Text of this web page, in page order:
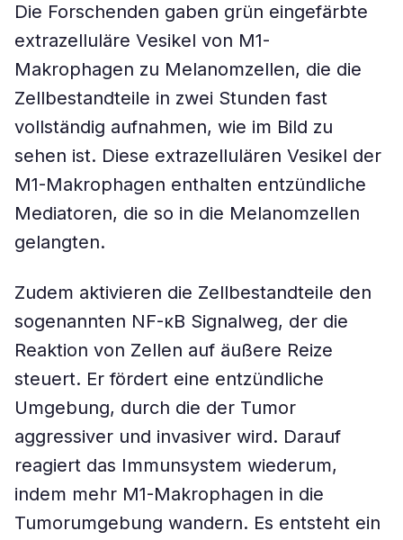
Die Forschenden gaben grün eingefärbte
extrazelluläre Vesikel von M1-
Makrophagen zu Melanomzellen, die die
Zellbestandteile in zwei Stunden fast
vollständig aufnahmen, wie im Bild zu
sehen ist. Diese extrazellulären Vesikel der
M1-Makrophagen enthalten entzündliche
Mediatoren, die so in die Melanomzellen
gelangten.
Zudem aktivieren die Zellbestandteile den
sogenannten NF-κB Signalweg, der die
Reaktion von Zellen auf äußere Reize
steuert. Er fördert eine entzündliche
Umgebung, durch die der Tumor
aggressiver und invasiver wird. Darauf
reagiert das Immunsystem wiederum,
indem mehr M1-Makrophagen in die
Tumorumgebung wandern. Es entsteht ein